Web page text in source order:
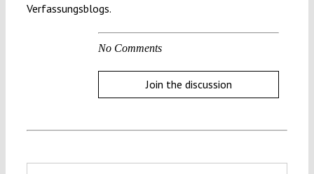
Verfassungsblogs.
No Comments
Join the discussion